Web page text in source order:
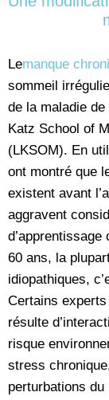
Lemanque
sommeil
de la maladie
Katz School of
(LKSOM). En
ont montré que
existent avant
aggravent
d’apprentissage
60 ans, la
idiopathiques,
Certains
résulte
risque
stress
perturbations